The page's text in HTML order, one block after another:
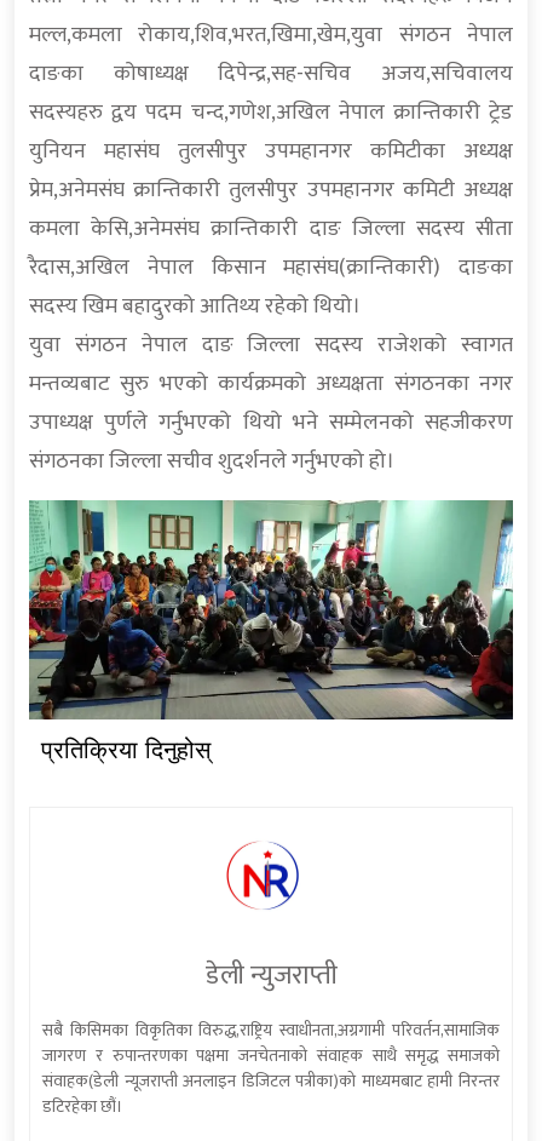
मल्ल,कमला रोकाय,शिव,भरत,खिमा,खेम,युवा संगठन नेपाल
दाङका कोषाध्यक्ष दिपेन्द्र,सह-सचिव अजय,सचिवालय
सदस्यहरु द्वय पदम चन्द,गणेश,अखिल नेपाल क्रान्तिकारी ट्रेड
युनियन महासंघ तुलसीपुर उपमहानगर कमिटीका अध्यक्ष
प्रेम,अनेमसंघ क्रान्तिकारी तुलसीपुर उपमहानगर कमिटी अध्यक्ष
कमला केसि,अनेमसंघ क्रान्तिकारी दाङ जिल्ला सदस्य सीता
रैदास,अखिल नेपाल किसान महासंघ(क्रान्तिकारी) दाङका
सदस्य खिम बहादुरको आतिथ्य रहेको थियो।
युवा संगठन नेपाल दाङ जिल्ला सदस्य राजेशको स्वागत
मन्तव्यबाट सुरु भएको कार्यक्रमको अध्यक्षता संगठनका नगर
उपाध्यक्ष पुर्णले गर्नुभएको थियो भने सम्मेलनको सहजीकरण
संगठनका जिल्ला सचीव शुदर्शनले गर्नुभएको हो।
प्रतिक्रिया दिनुहोस्
डेली न्युजराप्ती
सबै किसिमका विकृतिका विरुद्ध,राष्ट्रिय स्वाधीनता,अग्रगामी परिवर्तन,सामाजिक
जागरण र रुपान्तरणका पक्षमा जनचेतनाको संवाहक साथै समृद्ध समाजको
संवाहक(डेली न्यूजराप्ती अनलाइन डिजिटल पत्रीका)को माध्यमबाट हामी निरन्तर
डटिरहेका छौं।